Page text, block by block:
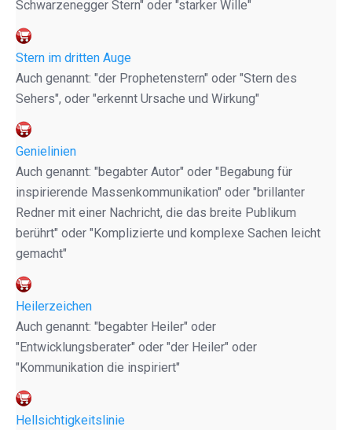
Schwarzenegger Stern" oder "starker Wille"
Stern im dritten Auge
Auch genannt: "der Prophetenstern" oder "Stern des
Sehers", oder "erkennt Ursache und Wirkung"
Genielinien
Auch genannt: "begabter Autor" oder "Begabung für
inspirierende Massenkommunikation" oder "brillanter
Redner mit einer Nachricht, die das breite Publikum
berührt" oder "Komplizierte und komplexe Sachen leicht
gemacht"
Heilerzeichen
Auch genannt: "begabter Heiler" oder
"Entwicklungsberater" oder "der Heiler" oder
"Kommunikation die inspiriert"
Hellsichtigkeitslinie